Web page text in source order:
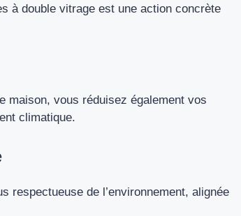
à double vitrage est une action concrète
maison, vous réduisez également vos
climatique.
respectueuse de l’environnement, alignée